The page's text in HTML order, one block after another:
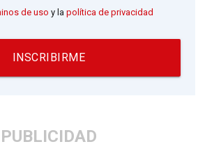
de uso y lapolítica de privacidad
INSCRIBIRME
PUBLICIDAD